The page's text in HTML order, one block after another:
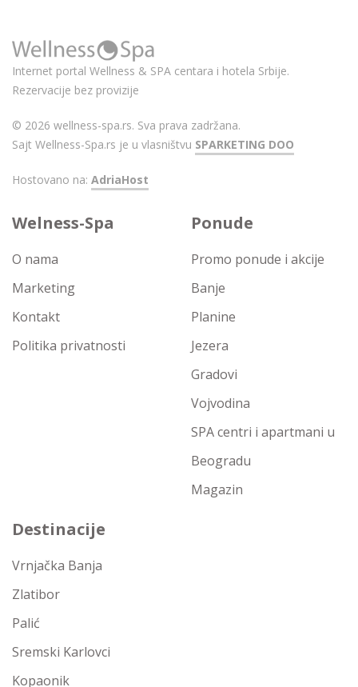
Internet portal Wellness & SPA centara i hotela Srbije.
Rezervacije bez provizije
© 2026 wellness-spa.rs. Sva prava zadržana.
Sajt Wellness-Spa.rs je u vlasništvu SPARKETING DOO
Hostovano na: AdriaHost
Welness-Spa
O nama
Marketing
Kontakt
Politika privatnosti
Ponude
Promo ponude i akcije
Banje
Planine
Jezera
Gradovi
Vojvodina
SPA centri i apartmani u
Beogradu
Magazin
Destinacije
Vrnjačka Banja
Zlatibor
Palić
Sremski Karlovci
Kopaonik